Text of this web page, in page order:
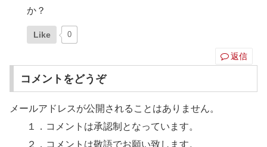
か？
Like 0
返信
コメントをどうぞ
メールアドレスが公開されることはありません。
１．コメントは承認制となっています。
２．コメントは敬語でお願い致します。